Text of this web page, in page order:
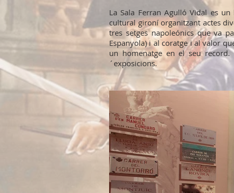
La Sala Ferran Agulló Vidal es
cultural gironí organitzant actes
tres setges napoleónics que va
Espanyola) i al coratge i al valor
un homenatge en el seu
´exposicions.